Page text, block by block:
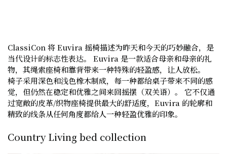
ClassiCon 将 Euvira 摇椅描述为昨天和今天的巧妙融合，是
当代设计的标志性表达。 Euvira 是一款适合母亲和母亲的礼
物，其绳索座椅和靠背带来一种特殊的轻盈感，让人放松。
椅子采用深色和浅色橡木制成，每一种都给桌子带来不同的感
觉，但仍然在稳定和优雅之间来回摇摆（双关语）。 它不仅通
过宽敞的皮革/织物座椅提供最大的舒适度，Euvira 的轮廓和
精致的线条从任何角度都给人一种轻盈优雅的印象。
Country Living bed collection